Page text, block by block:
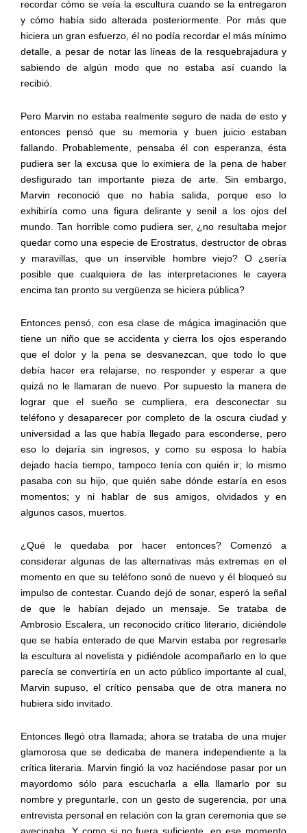
recordar cómo se veía la escultura cuando se la entregaron
y cómo había sido alterada posteriormente. Por más que
hiciera un gran esfuerzo, él no podía recordar el más mínimo
detalle, a pesar de notar las líneas de la resquebrajadura y
sabiendo de algún modo que no estaba así cuando la
recibió.
Pero Marvin no estaba realmente seguro de nada de esto y
entonces pensó que su memoria y buen juicio estaban
fallando. Probablemente, pensaba él con esperanza, ésta
pudiera ser la excusa que lo eximiera de la pena de haber
desfigurado tan importante pieza de arte. Sin embargo,
Marvin reconoció que no había salida, porque eso lo
exhibiría como una figura delirante y senil a los ojos del
mundo. Tan horrible como pudiera ser, ¿no resultaba mejor
quedar como una especie de Erostratus, destructor de obras
y maravillas, que un inservible hombre viejo? O ¿sería
posible que cualquiera de las interpretaciones le cayera
encima tan pronto su vergüenza se hiciera pública?
Entonces pensó, con esa clase de mágica imaginación que
tiene un niño que se accidenta y cierra los ojos esperando
que el dolor y la pena se desvanezcan, que todo lo que
debía hacer era relajarse, no responder y esperar a que
quizá no le llamaran de nuevo. Por supuesto la manera de
lograr que el sueño se cumpliera, era desconectar su
teléfono y desaparecer por completo de la oscura ciudad y
universidad a las que había llegado para esconderse, pero
eso lo dejaría sin ingresos, y como su esposa lo había
dejado hacía tiempo, tampoco tenía con quién ir; lo mismo
pasaba con su hijo, que quién sabe dónde estaría en esos
momentos; y ni hablar de sus amigos, olvidados y en
algunos casos, muertos.
¿Qué le quedaba por hacer entonces? Comenzó a
considerar algunas de las alternativas más extremas en el
momento en que su teléfono sonó de nuevo y él bloqueó su
impulso de contestar. Cuando dejó de sonar, esperó la señal
de que le habían dejado un mensaje. Se trataba de
Ambrosio Escalera, un reconocido crítico literario, diciéndole
que se había enterado de que Marvin estaba por regresarle
la escultura al novelista y pidiéndole acompañarlo en lo que
parecía se convertiría en un acto público importante al cual,
Marvin supuso, el crítico pensaba que de otra manera no
hubiera sido invitado.
Entonces llegó otra llamada; ahora se trataba de una mujer
glamorosa que se dedicaba de manera independiente a la
crítica literaria. Marvin fingió la voz haciéndose pasar por un
mayordomo sólo para escucharla a ella llamarlo por su
nombre y preguntarle, con un gesto de sugerencia, por una
entrevista personal en relación con la gran ceremonia que se